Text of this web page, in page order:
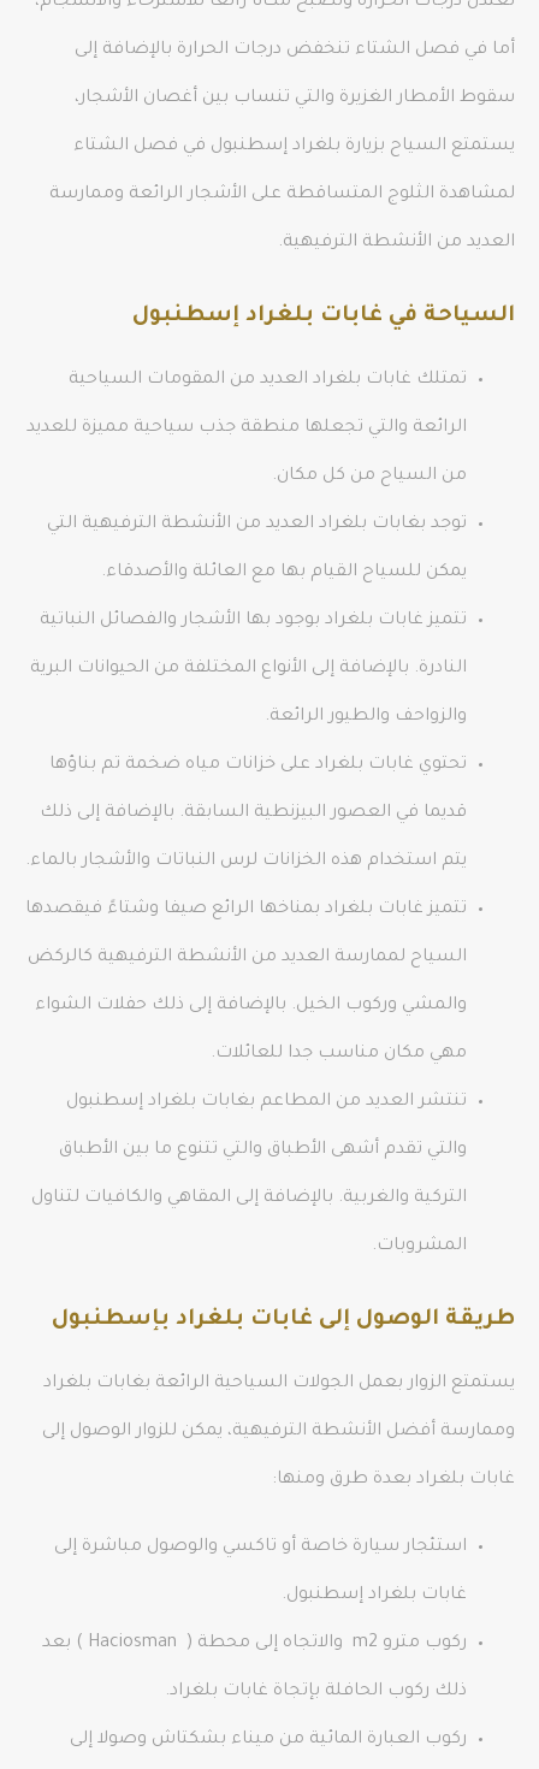
أما في فصل الشتاء تنخفض درجات الحرارة بالإضافة إلى
سقوط الأمطار الغزيرة والتي تنساب بين أغصان الأشجار،
يستمتع السياح بزيارة بلغراد إسطنبول في فصل الشتاء
لمشاهدة الثلوج المتساقطة على الأشجار الرائعة وممارسة
العديد من الأنشطة الترفيهية.
السياحة في غابات بلغراد إسطنبول
تمتلك غابات بلغراد العديد من المقومات السياحية
الرائعة والتي تجعلها منطقة جذب سياحية مميزة للعديد
من السياح من كل مكان.
توجد بغابات بلغراد العديد من الأنشطة الترفيهية التي
يمكن للسياح القيام بها مع العائلة والأصدقاء.
تتميز غابات بلغراد بوجود بها الأشجار والفصائل النباتية
النادرة. بالإضافة إلى الأنواع المختلفة من الحيوانات البرية
والزواحف والطيور الرائعة.
تحتوي غابات بلغراد على خزانات مياه ضخمة تم بناؤها
قديما في العصور البيزنطية السابقة. بالإضافة إلى ذلك
يتم استخدام هذه الخزانات لرس النباتات والأشجار بالماء.
تتميز غابات بلغراد بمناخها الرائع صيفا وشتاءً فيقصدها
السياح لممارسة العديد من الأنشطة الترفيهية كالركض
والمشي وركوب الخيل. بالإضافة إلى ذلك حفلات الشواء
مهي مكان مناسب جدا للعائلات.
تنتشر العديد من المطاعم بغابات بلغراد إسطنبول
والتي تقدم أشهى الأطباق والتي تتنوع ما بين الأطباق
التركية والغربية. بالإضافة إلى المقاهي والكافيات لتناول
المشروبات.
طريقة الوصول إلى غابات بلغراد بإسطنبول
يستمتع الزوار بعمل الجولات السياحية الرائعة بغابات بلغراد
وممارسة أفضل الأنشطة الترفيهية، يمكن للزوار الوصول إلى
غابات بلغراد بعدة طرق ومنها:
استئجار سيارة خاصة أو تاكسي والوصول مباشرة إلى
غابات بلغراد إسطنبول.
ركوب مترو m2 والاتجاه إلى محطة ( Haciosman ) بعد
ذلك ركوب الحافلة بإتجاة غابات بلغراد.
ركوب العبارة المائية من ميناء بشكتاش وصولا إلى